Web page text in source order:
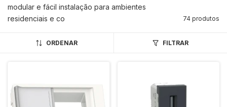
modular e fácil instalação para ambientes
residenciais e co
74 produtos
ORDENAR FILTRAR